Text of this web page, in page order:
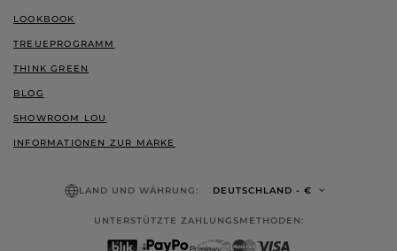
LOOKBOOK
TREUEPROGRAMM
THINK GREEN
BLOG
SHOWROOM LOU
INFORMATIONEN ZUR MARKE
LAND UND WÄHRUNG: DEUTSCHLAND - €
UNTERSTÜTZTE ZAHLUNGSMETHODEN: